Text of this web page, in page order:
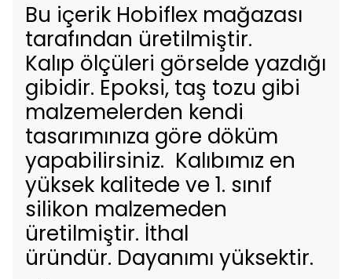
Bu içerik Hobiflex mağazası
tarafından üretilmiştir.
Kalıp ölçüleri görselde yazdığı
gibidir. Epoksi, taş tozu gibi
malzemelerden kendi
tasarımınıza göre döküm
yapabilirsiniz. Kalıbımız en
yüksek kalitede ve 1. sınıf
silikon malzemeden
üretilmiştir. İthal
üründür. Dayanımı yüksektir.